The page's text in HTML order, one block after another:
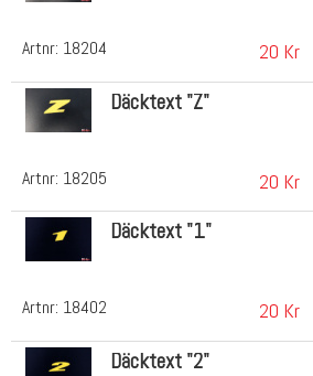
Artnr: 18204 20 Kr
Artnr: 18205
Däcktext "Z"
20 Kr
Artnr: 18402
Däcktext "1"
20 Kr
Däcktext "2"